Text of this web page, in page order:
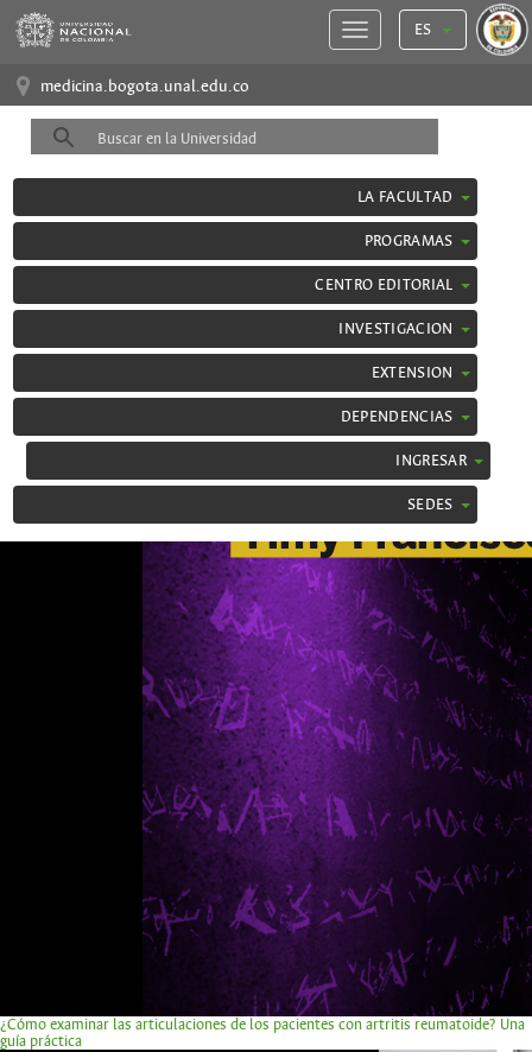
ES
medicina.bogota.unal.edu.co
LA FACULTAD
PROGRAMAS
CENTRO EDITORIAL
INVESTIGACION
EXTENSION
DEPENDENCIAS
INGRESAR
SEDES
¿Cómo examinar las articulaciones de los pacientes con artritis reumatoide? Una
guía práctica